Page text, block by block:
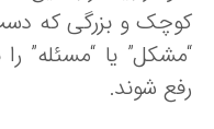
و بزرگی که دست
یا “مسئله” را
شوند.